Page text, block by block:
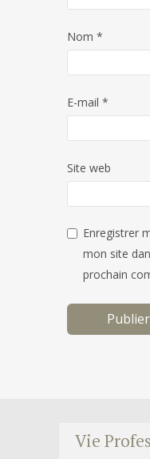
Nom *
E-mail *
Site web
Enregistrer
mon site
prochain
Vie